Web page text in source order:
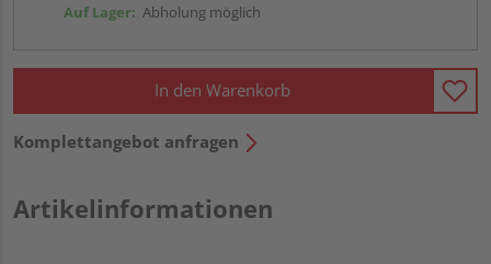
Auf Lager: Abholung möglich
In den Warenkorb
Komplettangebot anfragen
Artikelinformationen